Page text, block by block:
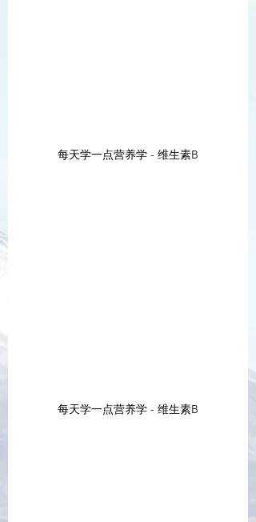
每天学一点营养学 - 维生素B
每天学一点营养学 - 维生素B